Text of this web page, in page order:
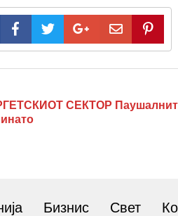
СЕКТОР
Бизнис Свет